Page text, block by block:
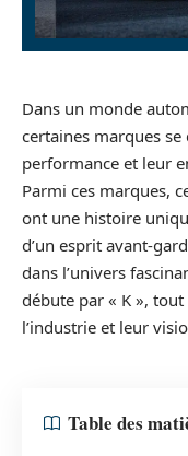
Dans un monde
certaines marques
performance et leur
Parmi ces marques,
ont une histoire
d’un esprit avant-
dans l’univers
débute par « K »,
l’industrie et leur
Table des